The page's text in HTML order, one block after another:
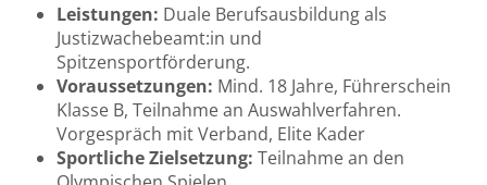
Leistungen: Duale Berufsausbildung als
Justizwachebeamt:in und
Spitzensportförderung.
Voraussetzungen: Mind. 18 Jahre, Führerschein
Klasse B, Teilnahme an Auswahlverfahren.
Vorgespräch mit Verband, Elite Kader
Sportliche Zielsetzung: Teilnahme an den